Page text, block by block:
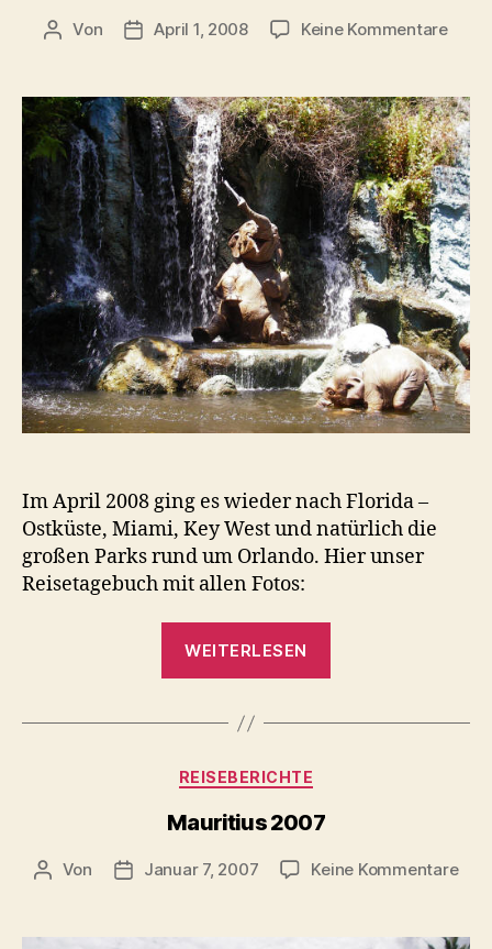
Beitragsautor
Von Beitragsdatum
April 1, 2008 Keine Kommentarezu
Im April 2008 ging es wieder nach Florida –
Ostküste, Miami, Key West und natürlich die
großen Parks rund um Orlando. Hier unser
Reisetagebuch mit allen Fotos:
WEITERLESEN
Kategorien
REISEBERICHTE
Mauritius 2007
Beitragsautor
Von Beitragsdatum
Januar 7, 2007 Keine Kommentarezu